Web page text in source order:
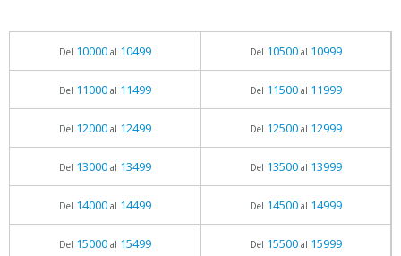
Del 10000al 10499 Del 10500al 10999
Del 11000al 11499 Del 11500al 11999
Del 12000al 12499 Del 12500al 12999
Del 13000al 13499 Del 13500al 13999
Del 14000al 14499 Del 14500al 14999
Del 15000al 15499 Del 15500al 15999